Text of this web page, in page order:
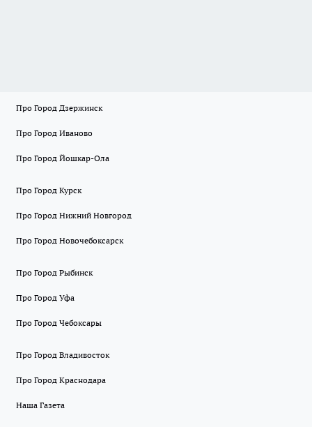
Про Город Дзержинск
Про Город Иваново
Про Город Йошкар-Ола
Про Город Курск
Про Город Нижний Новгород
Про Город Новочебоксарск
Про Город Рыбинск
Про Город Уфа
Про Город Чебоксары
Про Город Владивосток
Про Город Краснодара
Наша Газета